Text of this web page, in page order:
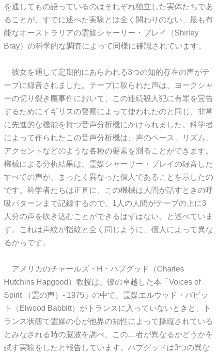
を通してもの語っているのはそれぞれ独立した実体たちであ
ることが、すでに述べた実験とは全く関わりのない、最も有
能なオーストラリアの霊媒シャーリー・ブレイ（Shirley
Bray）の科学的な調査によって同様に確認されています。
彼女を通して定期的にあらわれる3つの知的存在の声がテ
ープに録音されました。テープに取られた声は、ヨークシャ
ーの切り裂き魔事件において、この連続殺人犯に有罪を宜告
するためにイギリスの警察によって使われたのと同じ、非常
に先進的な機能を持つ音声分析機にかけられました。科学者
によって作られたこの音声分析機は、声のペース、リズム、
アクセントなどのような各種の要素を測ることができます。
機械による分析結果は、霊媒シャーリー・ブレイの録音した
すべての声が、まったく異なった個人であることを示したの
です。科学者たちは正直に、この機械は人間が話すときの呼
吸パターンまで記録するので、1人の人間がテープの上に3
人分の声を吹き込むことができるはずはない、と述べていま
す。これは声紋が指紋と全く同じように、個人によって異な
るからです。
アメリカのチャールズ・H・ハプグッド（Charles
Hutchins Hapgood）教授は、彼の卓越した本「Voices of
Spirit （霊の声）- 1975」の中で、霊媒エルウッド・バビッ
ト（Elwood Babbitt）がトランスに入っていないときと、ト
ランス状態で霊媒の心が他界の知性によって操縦されている
とみなされる時の脳波を調べ、この二者が異なるかどうかを
試す実験をしたと報告しています。ハプグッドは3つの異な